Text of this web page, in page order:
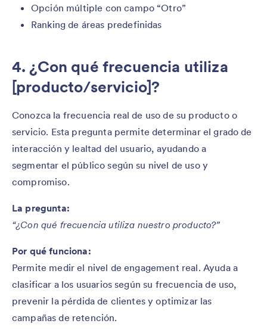
Opción múltiple con campo “Otro”
Ranking de áreas predefinidas
4. ¿Con qué frecuencia utiliza
[producto/servicio]?
Conozca la frecuencia real de uso de su producto o
servicio. Esta pregunta permite determinar el grado de
interacción y lealtad del usuario, ayudando a
segmentar el público según su nivel de uso y
compromiso.
La pregunta:
“¿Con qué frecuencia utiliza nuestro producto?”
Por qué funciona:
Permite medir el nivel de engagement real. Ayuda a
clasificar a los usuarios según su frecuencia de uso,
prevenir la pérdida de clientes y optimizar las
campañas de retención.